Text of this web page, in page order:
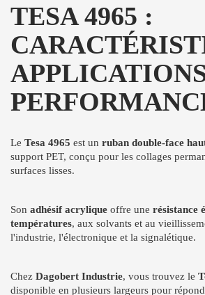
TESA 4965 :
Le Tesa 4965 est un ruban double-face
support PET, conçu pour les collages
surfaces lisses.
Son adhésif acrylique offre une résistance
températures, aux solvants et au
l'industrie, l'électronique et la signalétique.
Chez Dagobert Industrie, vous trouvez le
disponible en plusieurs largeurs pour